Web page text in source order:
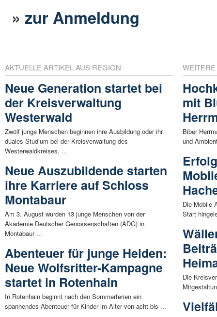
»zur Anmeldung
AKTUELLE ARTIKEL AUS REGION
Neue Generation startet bei
der Kreisverwaltung
Westerwald
Zwölf junge Menschen beginnen ihre Ausbildung oder ihr
duales Studium bei der Kreisverwaltung des
Westerwaldkreises. ...
Neue Auszubildende starten
ihre Karriere auf Schloss
Montabaur
Am 3. August wurden 13 junge Menschen von der
Akademie Deutscher Genossenschaften (ADG) in
Montabaur ...
Abenteuer für junge Helden:
Neue Wolfsritter-Kampagne
startet in Rotenhain
In Rotenhain beginnt nach den Sommerferien ein
spannendes Abenteuer für Kinder im Alter von acht bis ...
mit
Biber
und
Die Mobile
Start
Die